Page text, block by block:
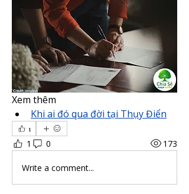
Xem thêm
Khi ai đó qua đời tại Thụy Điển
1
1 0 173
Write a comment...